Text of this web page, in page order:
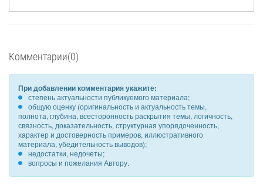
Комментарии(0)
При добавлении комментария укажите:
степень актуальности публикуемого материала;
общую оценку (оригинальность и актуальность темы,
полнота, глубина, всесторонность раскрытия темы, логичность,
связность, доказательность, структурная упорядоченность,
характер и достоверность примеров, иллюстративного
материала, убедительность выводов);
недостатки, недочеты;
вопросы и пожелания Автору.